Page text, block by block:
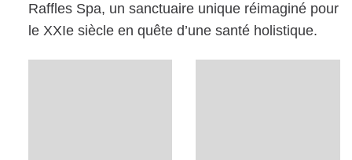
Raffles Spa, un sanctuaire unique réimaginé pour
le XXIe siècle en quête d’une santé holistique.